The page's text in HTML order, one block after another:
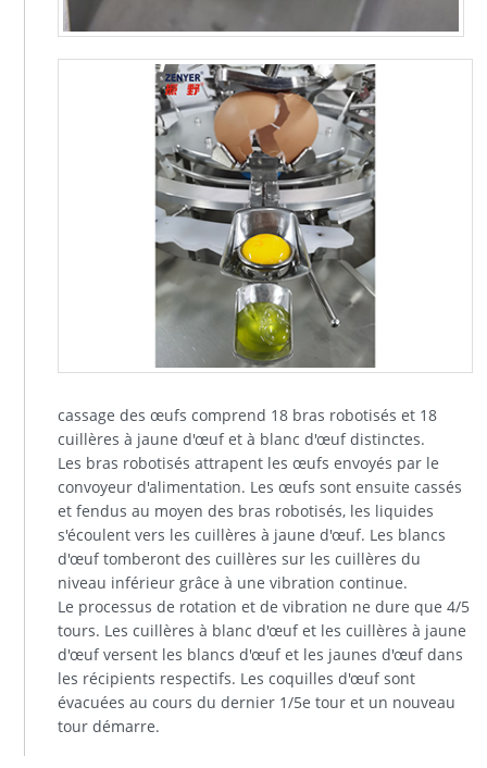
cassage des œufs comprend 18 bras robotisés et 18
cuillères à jaune d'œuf et à blanc d'œuf distinctes.
Les bras robotisés attrapent les œufs envoyés par le
convoyeur d'alimentation. Les œufs sont ensuite cassés
et fendus au moyen des bras robotisés, les liquides
s'écoulent vers les cuillères à jaune d'œuf. Les blancs
d'œuf tomberont des cuillères sur les cuillères du
niveau inférieur grâce à une vibration continue.
Le processus de rotation et de vibration ne dure que 4/5
tours. Les cuillères à blanc d'œuf et les cuillères à jaune
d'œuf versent les blancs d'œuf et les jaunes d'œuf dans
les récipients respectifs. Les coquilles d'œuf sont
évacuées au cours du dernier 1/5e tour et un nouveau
tour démarre.